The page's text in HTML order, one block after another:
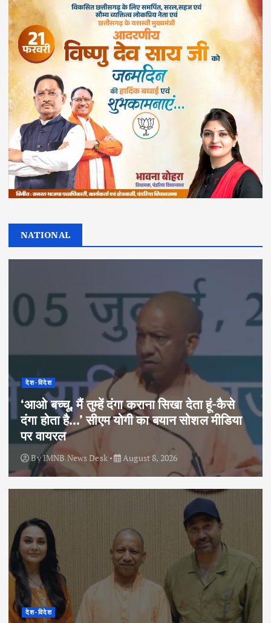
NATIONAL
देश-विदेश
‘आओ बच्चू, मैं तुम्हें दंगा कराना सिखा देता हूं-कैसे
दंगा होता है…’ सीएम योगी का बयान सोशल मीडिया
पर वायरल
ByIMNB News Desk August 8, 2026
देश-विदेश